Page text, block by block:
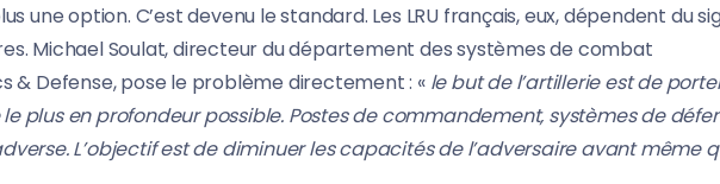
une option. C’est devenu le standard. Les LRU français, eux, dépendent du
Michael Soulat, directeur du département des systèmes de combat
& Defense, pose le problème directement : « le but de l’artillerie est de
plus en profondeur possible. Postes de commandement, systèmes de
L’objectif est de diminuer les capacités de l’adversaire avant même